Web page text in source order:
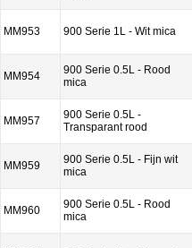
MM953 900 Serie 1L - Wit mica
MM954
900 Serie 0.5L - Rood
mica
MM957
900 Serie 0.5L -
Transparant rood
MM959
900 Serie 0.5L - Fijn wit
mica
MM960
900 Serie 0.5L - Rood
mica